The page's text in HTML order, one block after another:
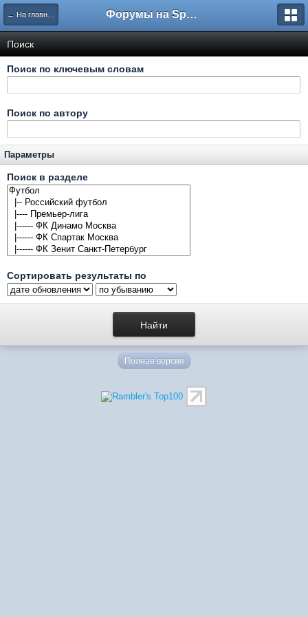
← На главную Форумы на Sportbox.ru
Поиск
Поиск по ключевым словам
Поиск по автору
Параметры
Поиск в разделе
Сортировать результаты по
Полная версия